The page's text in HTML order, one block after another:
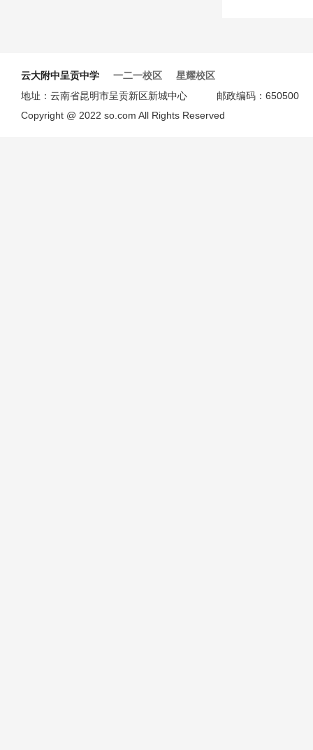
云大附中呈贡中学 一二一校区
星耀校区
地址：云南省昆明市呈贡新区新城中心 邮政编码：
Copyright @ 2022 so.com All Rights Reserved